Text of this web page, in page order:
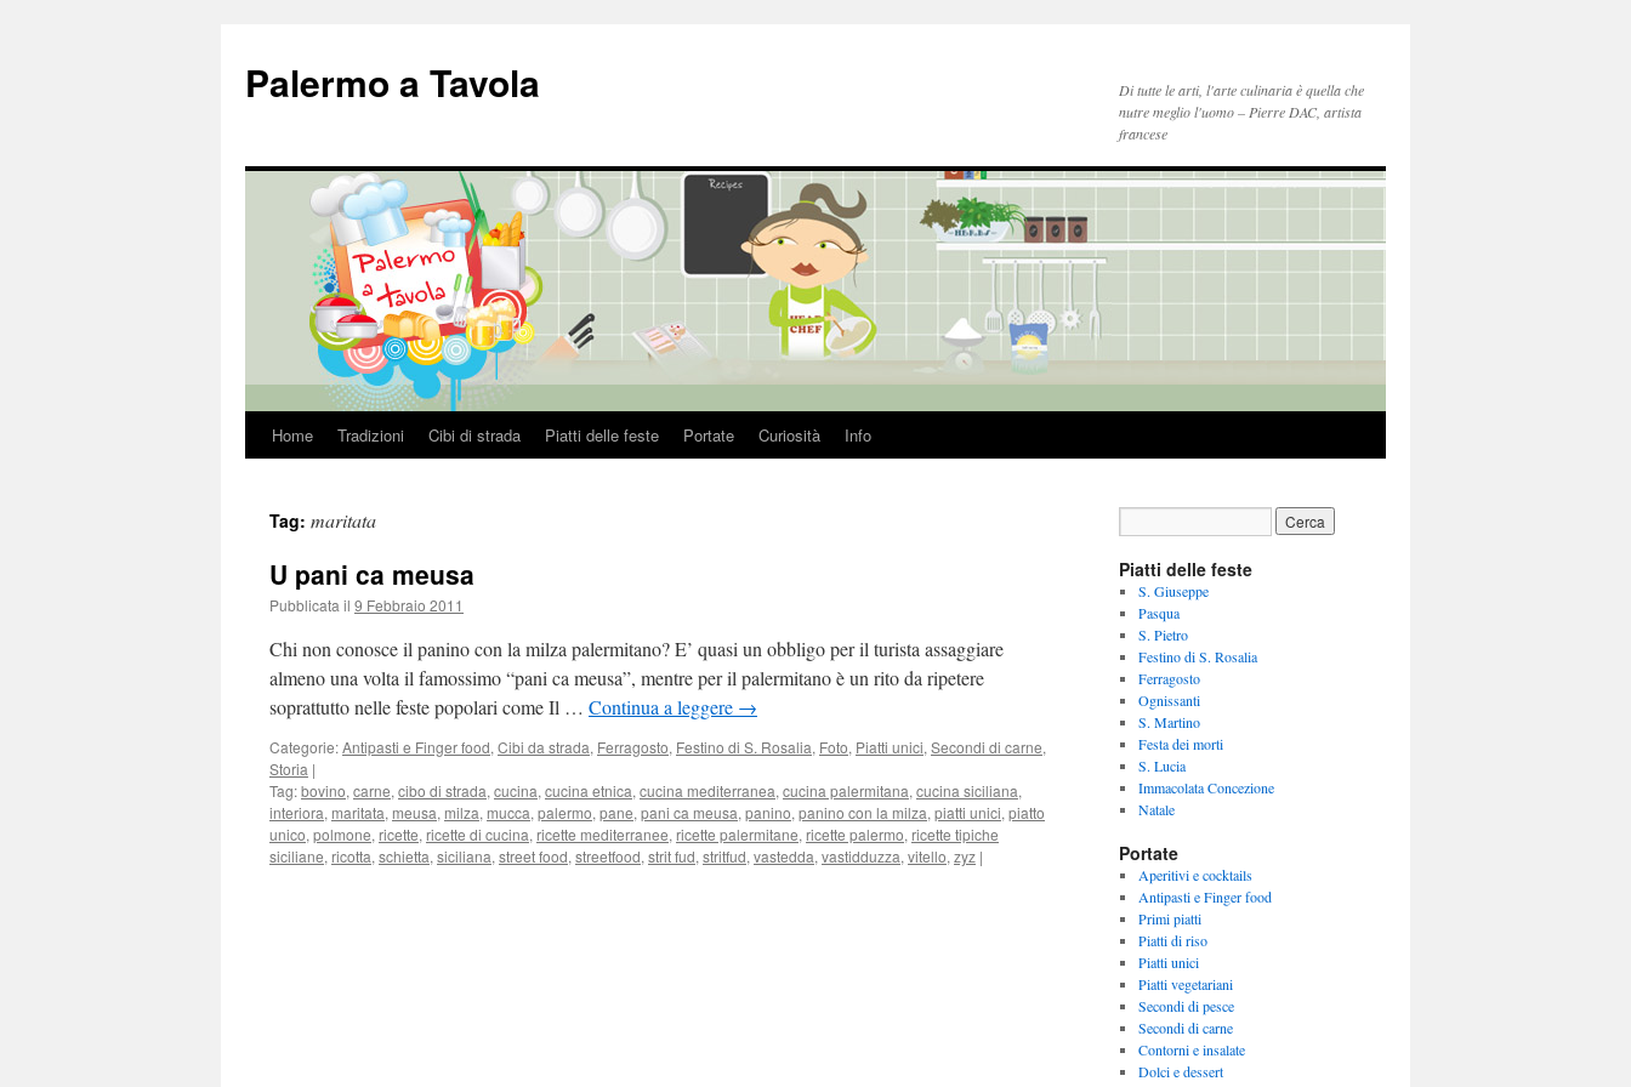
Palermo a Tavola
Di tutte le arti, l'arte culinaria è quella che
nutre meglio l'uomo – Pierre DAC, artista
francese
Vai
contenuto
Home Tradizioni Cibi di strada Piatti delle feste Portate Curiosità Info
Tag: maritata
U pani ca meusa
Pubblicata il 9 Febbraio 2011
Chi non conosce il panino con la milza palermitano? E’ quasi un obbligo per il turista assaggiare
almeno una volta il famossimo “pani ca meusa”, mentre per il palermitano è un rito da ripetere
soprattutto nelle feste popolari come Il … Continua a leggere →
Categorie:Antipasti e Finger food, Cibi da strada, Ferragosto, Festino di S. Rosalia, Foto, Piatti unici, Secondi di carne,
Storia |
Tag:bovino, carne, cibo di strada, cucina, cucina etnica, cucina mediterranea, cucina palermitana, cucina siciliana,
interiora, maritata, meusa, milza, mucca, palermo, pane, pani ca meusa, panino, panino con la milza, piatti unici, piatto
unico, polmone, ricette, ricette di cucina, ricette mediterranee, ricette palermitane, ricette palermo, ricette tipiche
siciliane, ricotta, schietta, siciliana, street food, streetfood, strit fud, stritfud, vastedda, vastidduzza, vitello, zyz |
Piatti delle feste
S. Giuseppe
Pasqua
S. Pietro
Festino di S. Rosalia
Ferragosto
Ognissanti
S. Martino
Festa dei morti
S. Lucia
Immacolata Concezione
Natale
Portate
Aperitivi e cocktails
Antipasti e Finger food
Primi piatti
Piatti di riso
Piatti unici
Piatti vegetariani
Secondi di pesce
Secondi di carne
Contorni e insalate
Dolci e dessert